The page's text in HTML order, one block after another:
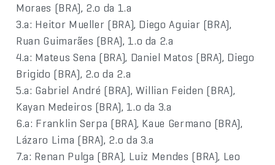
Moraes (BRA), 2.o da 1.a
3.a: Heitor Mueller (BRA), Diego Aguiar (BRA),
Ruan Guimarães (BRA), 1.o da 2.a
4.a: Mateus Sena (BRA), Daniel Matos (BRA), Diego
Brigido (BRA), 2.o da 2.a
5.a: Gabriel André (BRA), Willian Feiden (BRA),
Kayan Medeiros (BRA), 1.o da 3.a
6.a: Franklin Serpa (BRA), Kaue Germano (BRA),
Lázaro Lima (BRA), 2.o da 3.a
7.a: Renan Pulga (BRA), Luiz Mendes (BRA), Leo